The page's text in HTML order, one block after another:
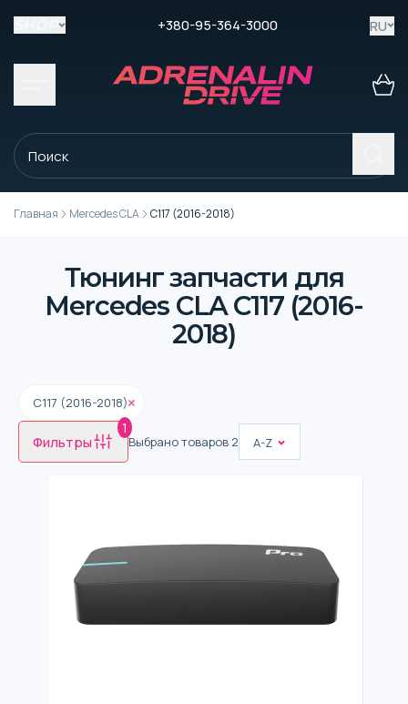
+380-95-364-3000 RU
Главная Mercedes CLA C117 (2016-2018)
Тюнинг запчасти для
Mercedes CLA C117 (2016-
2018)
C117 (2016-2018)
Фильтры
1
Выбрано товаров 2 A-Z